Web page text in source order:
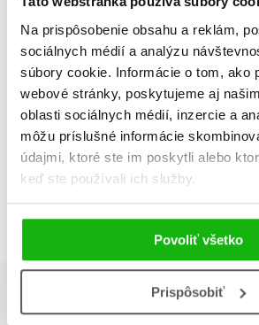
Na prispôsobenie obsahu a reklám,
sociálnych médií a analýzu
súbory cookie. Informácie o tom, ako
webové stránky, poskytujeme aj
oblasti sociálnych médií, inzercie a
môžu príslušné informácie
údajmi, ktoré ste im poskytli alebo
keď ste používali ich služby.
Povoliť všetko
Prispôsobiť
Čo sa skrýva pod...?
Paolo Mancini
Celkom kníh:1